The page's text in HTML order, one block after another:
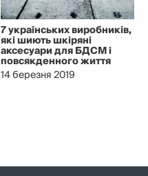
7 українських виробників,
які шиють шкіряні
аксесуари для БДСМ і
повсякденного життя
14 березня 2019